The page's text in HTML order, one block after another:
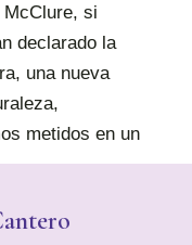
si
declarado la
una nueva
metidos en un